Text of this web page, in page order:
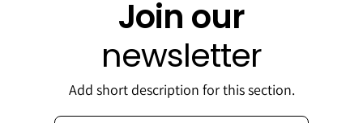
Join our
newsletter
Add short description for this section.